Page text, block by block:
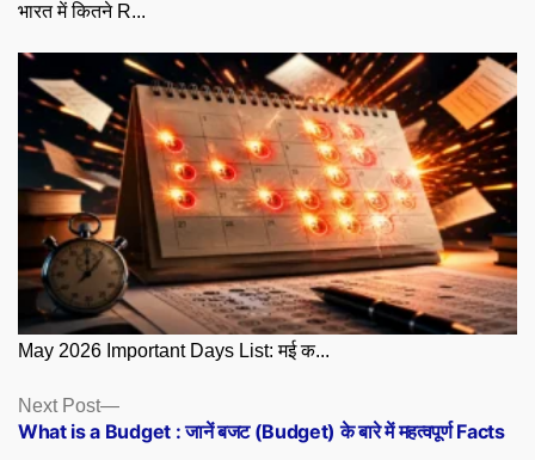
भारत में कितने R...
May 2026 Important Days List: मई क...
Posts
navigation
Next Post
Next
post:
What is a Budget : जानें बजट (Budget) के बारे में महत्वपूर्ण Facts